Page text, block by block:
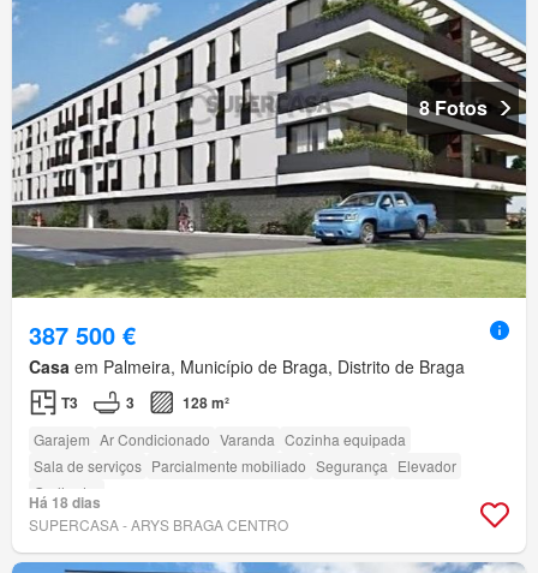
8 Fotos
387 500 €
Casa em Palmeira, Município de Braga, Distrito de Braga
T3 3 128 m²
Garajem Ar Condicionado Varanda Cozinha equipada
Sala de serviços Parcialmente mobiliado Segurança Elevador
Grelhador
Há 18 dias
SUPERCASA - ARYS BRAGA CENTRO